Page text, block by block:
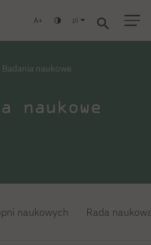
Liceum Studia podyplomowe Studia MBA
A pl
Badania naukowe
naukowe
naukowych Rada